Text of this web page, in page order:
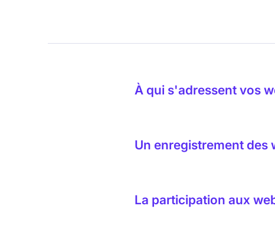
À qui s'adressent vos
toute personne chargée
vous débutiez, nos webinaires
Un enregistrement des
l'événement, même si vous ne
webinaires précédents.
La participation aux